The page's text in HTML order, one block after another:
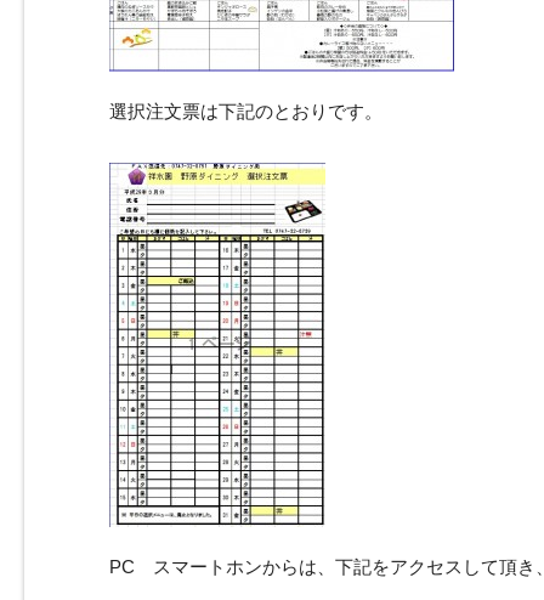
選択注文票は下記のとおりです。
PC スマートホンからは、下記をアクセスして頂き